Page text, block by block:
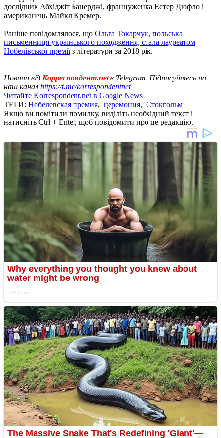
дослідник Абхіджіт Банерджі, француженка Естер Дюфло і
американець Майкл Кремер.
Раніше повідомлялося, що Ольга Токарчук, польська
письменниця українського походження, стала лауреатом
Нобелівської преміїз літератури за 2018 рік.
Новини від Корреспондент.netв Telegram. Підписуйтесь на
наш канал https://t.me/korrespondentnet
Читайте Korrespondent.net в Google News
ТЕГИ: Нобелевская премия, церемония, Стокгольм
Якщо ви помітили помилку, виділіть необхідний текст і
натисніть Ctrl + Enter, щоб повідомити про це редакцію.